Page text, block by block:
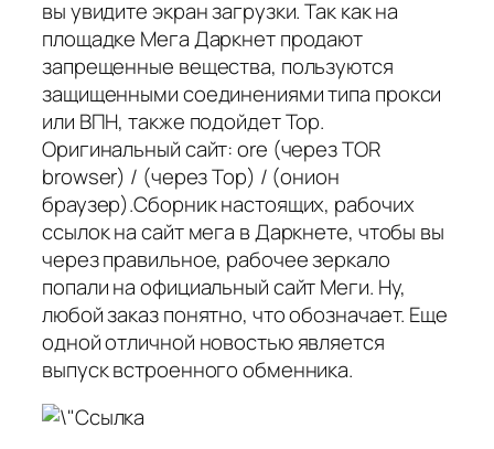
вы увидите экран загрузки. Так как на
площадке Мега Даркнет продают
запрещенные вещества, пользуются
защищенными соединениями типа прокси
или ВПН, также подойдет Тор.
Оригинальный сайт: ore (через TOR
browser) / (через Тор) / (онион
браузер).Сборник настоящих, рабочих
ссылок на сайт мега в Даркнете, чтобы вы
через правильное, рабочее зеркало
попали на официальный сайт Меги. Ну,
любой заказ понятно, что обозначает. Еще
одной отличной новостью является
выпуск встроенного обменника.